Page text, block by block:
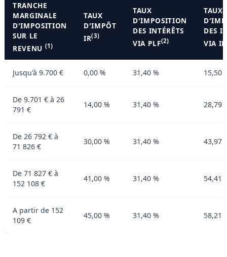
TRANCHE
MARGINALE
D'IMPOSITION
SUR LE
REVENU (1)
TAUX
D'IMPÔT
IR(3)
TAUX
D'IMPOSITION
DES INTÉRÊTS
VIA PLF(2)
TAUX
DES
VIA IR
Jusqu'à 9.700 € 0,00 % 31,40 % 15,50
De 9.701 € à 26
791 €
14,00 % 31,40 % 28,79
De 26 792 € à
71 826 €
30,00 % 31,40 % 43,97
De 71 827 € à
152 108 €
41,00 % 31,40 % 54,41
A partir de 152
109 €
45,00 % 31,40 % 58,21